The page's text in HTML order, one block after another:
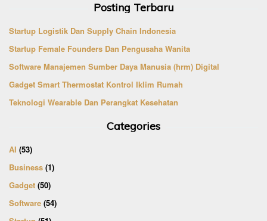
Posting Terbaru
Startup Logistik Dan Supply Chain Indonesia
Startup Female Founders Dan Pengusaha Wanita
Software Manajemen Sumber Daya Manusia (hrm) Digital
Gadget Smart Thermostat Kontrol Iklim Rumah
Teknologi Wearable Dan Perangkat Kesehatan
Categories
AI (53)
Business (1)
Gadget (50)
Software (54)